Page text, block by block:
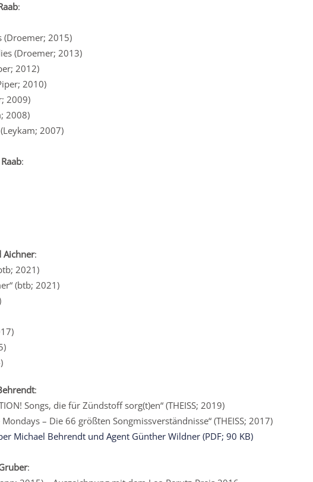
:
(Droemer; 2015)
(Droemer; 2013)
2012)
2010)
2009)
2008)
2007)
:
Aichner:
2021)
(btb; 2021)
:
Songs, die für Zündstoff sorg(t)en“ (THEISS; 2019)
– Die 66 größten Songmissverständnisse“ (THEISS; 2017)
Michael Behrendt und Agent Günther Wildner (PDF; 90 KB)
: